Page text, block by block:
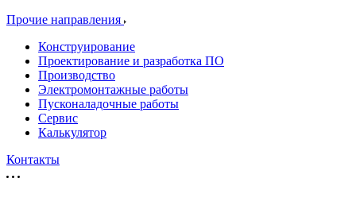
Прочие направления
Конструирование
Проектирование и разработка ПО
Производство
Электромонтажные работы
Пусконаладочные работы
Сервис
Калькулятор
Контакты